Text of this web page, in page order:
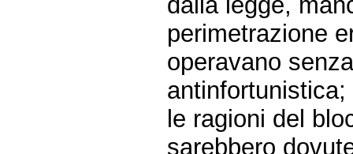
perimetrazione
operavano
antinfortunistica;
le ragioni del
sarebbero